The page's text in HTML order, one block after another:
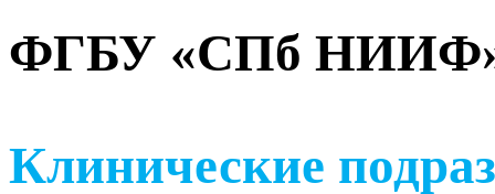
ФГБУ «СПб НИИФ»
Клинические